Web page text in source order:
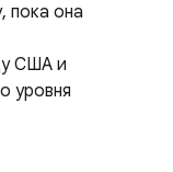
пока она